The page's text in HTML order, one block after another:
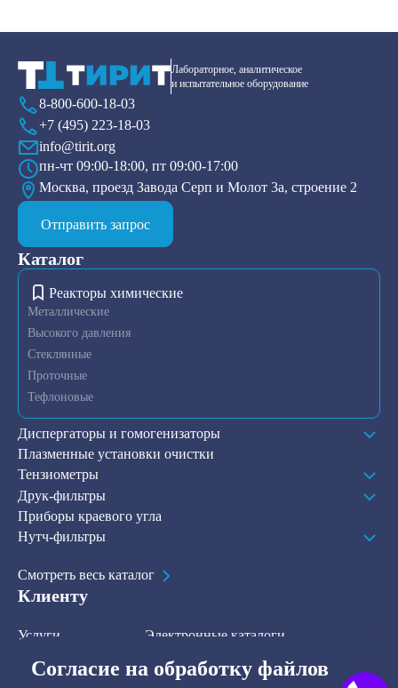
Согласие на обработку файлов
Лабораторное, аналитическое
и испытательное оборудование
8-800-600-18-03
+7 (495) 223-18-03
info@tirit.org
пн-чт 09:00-18:00, пт 09:00-17:00
Москва, проезд Завода Серп и Молот 3а, строение 2
Отправить запрос
Каталог
Реакторы химические
Металлические
Высокого давления
Стеклянные
Проточные
Тефлоновые
Диспергаторы и гомогенизаторы
Плазменные установки очистки
Тензиометры
Друк-фильтры
Приборы краевого угла
Нутч-фильтры
Смотреть весь каталог
Клиенту
Услуги
В наличии на складе
Электронные каталоги
Контакты